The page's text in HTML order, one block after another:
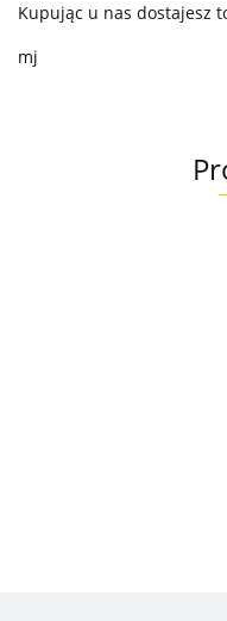
Kupując u nas dostajesz
mj